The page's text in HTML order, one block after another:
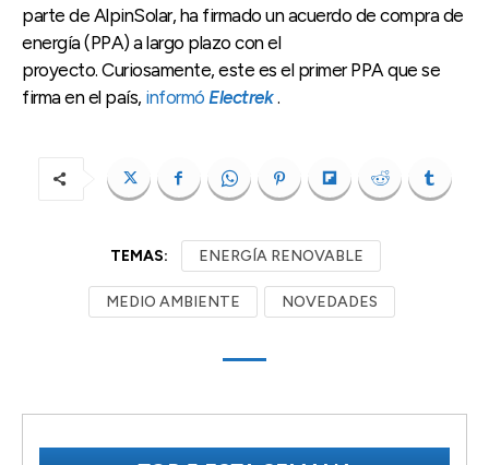
parte de AlpinSolar, ha firmado un acuerdo de compra de
energía (PPA) a largo plazo con el
proyecto. Curiosamente, este es el primer PPA que se
firma en el país, informó Electrek.
TEMAS: ENERGÍA RENOVABLE
MEDIO AMBIENTE NOVEDADES